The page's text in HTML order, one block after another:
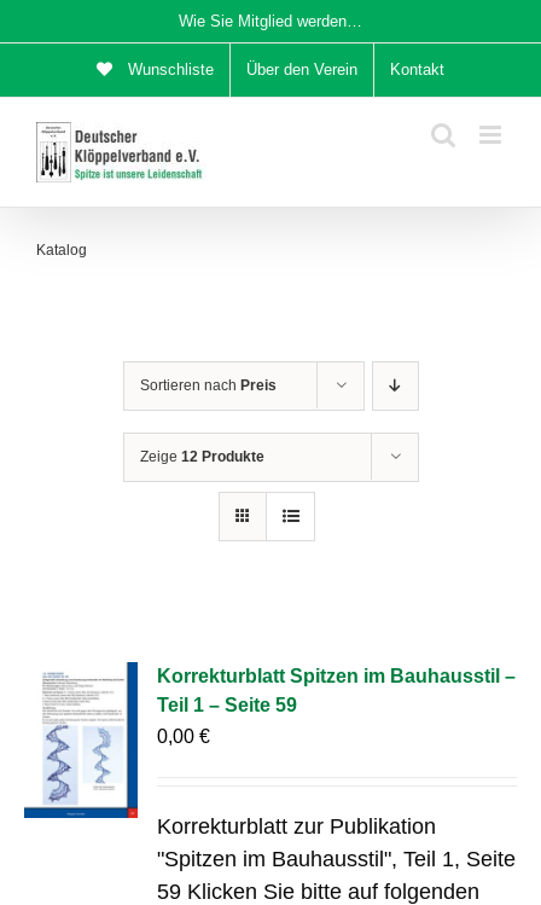
Inhalt
Wie Sie Mitglied werden…
Wunschliste Über den Verein Kontakt
Katalog
Sortieren nach Preis
Zeige 12 Produkte
Korrekturblatt Spitzen im Bauhausstil –
Teil 1 – Seite 59
0,00€
Korrekturblatt zur Publikation
"Spitzen im Bauhausstil", Teil 1, Seite
59 Klicken Sie bitte auf folgenden